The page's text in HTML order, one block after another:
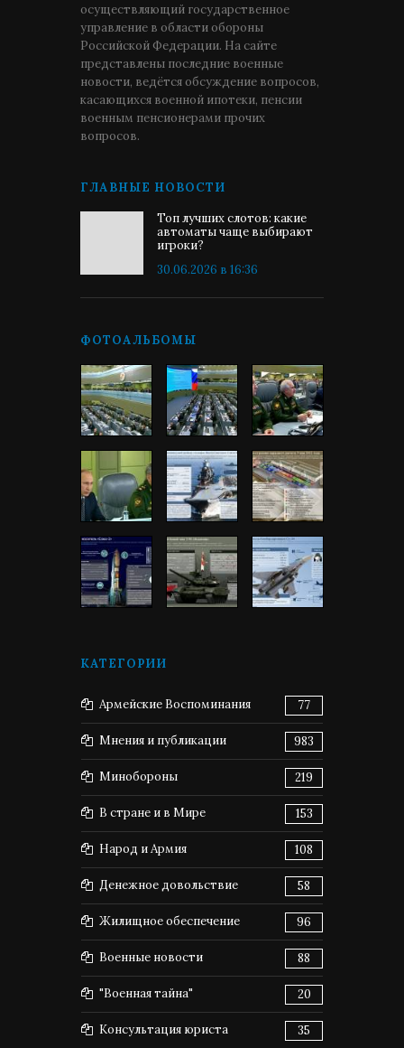
осуществляющий государственное
управление в области обороны
Российской Федерации. На сайте
представлены последние военные
новости, ведётся обсуждение вопросов,
касающихся военной ипотеки, пенсии
военным пенсионерами прочих
вопросов.
ГЛАВНЫЕ НОВОСТИ
Топ лучших слотов: какие
автоматы чаще выбирают
игроки?
30.06.2026 в 16:36
ФОТОАЛЬБОМЫ
КАТЕГОРИИ
Армейские Воспоминания 77
Мнения и публикации 983
Минобороны 219
В стране и в Мире 153
Народ и Армия 108
Денежное довольствие 58
Жилищное обеспечение 96
Военные новости 88
"Военная тайна" 20
Консультация юриста 35